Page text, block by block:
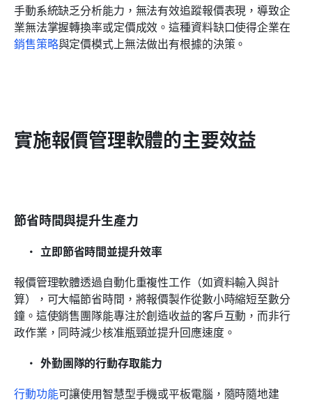
手動系統缺乏分析能力，無法有效追蹤報價表現，導致企
業無法掌握轉換率或定價成效。這種資料缺口使得企業在
銷售策略與定價模式上無法做出有根據的決策。
實施報價管理軟體的主要效益
節省時間與提升生產力
立即節省時間並提升效率
報價管理軟體透過自動化重複性工作（如資料輸入與計
算），可大幅節省時間，將報價製作從數小時縮短至數分
鐘。這使銷售團隊能專注於創造收益的客戶互動，而非行
政作業，同時減少核准瓶頸並提升回應速度。
外勤團隊的行動存取能力
行動功能可讓使用智慧型手機或平板電腦，隨時隨地建